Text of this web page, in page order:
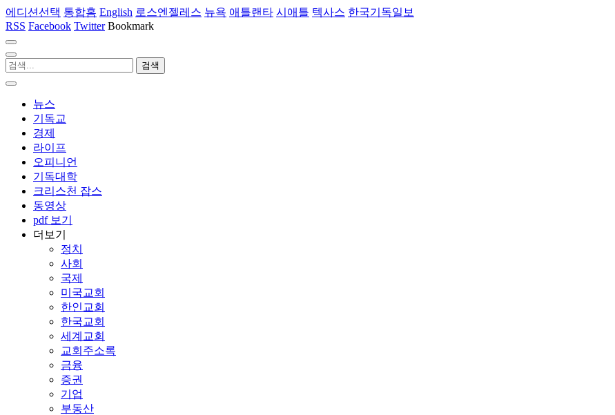
에디션선택 통합홈 English 로스엔젤레스 뉴욕 애틀랜타 시애틀 텍사스 한국기독일보
RSS Facebook Twitter Bookmark
뉴스
기독교
경제
라이프
오피니언
기독대학
크리스천 잡스
동영상
pdf 보기
더보기
정치
사회
국제
미국교회
한인교회
한국교회
세계교회
교회주소록
금융
증권
기업
부동산